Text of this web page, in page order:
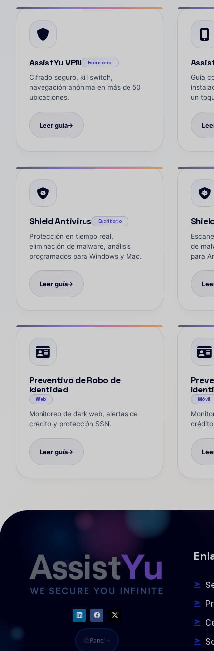
AssistYu VPN Escritorio
Cifrado seguro, kill switch,
navegación anónima en más de 50
ubicaciones.
Leer guía
Guía
un
Shield Antivirus Escritorio
Protección en tiempo real,
eliminación de malware, análisis
programados para Windows y Mac.
Leer guía
de
para
Preventivo de Robo de
Identidad
Web
Monitoreo de dark web, alertas de
crédito y protección SSN.
Leer guía
Móvil
crédito
Panel